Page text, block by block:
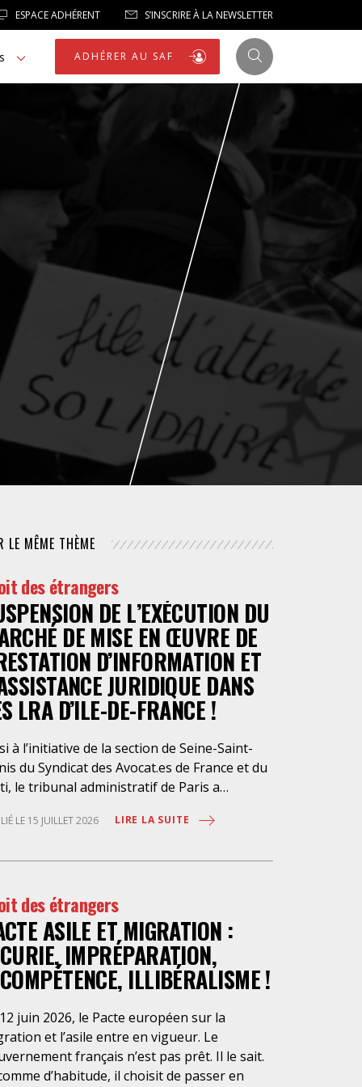
ESPACE ADHÉRENT S’INSCRIRE À LA NEWSLETTER
ADHÉRER AU SAF
LIBERTÉS
LIBERTÉS PUBLIQUES
LOGEMENT
NOTRE HOMMAGE
NUMÉRIQUE
POLICE / MAINTIEN DE L'ORDRE
PROCÉDURE CIVILE
LE MÊME THÈME
des étrangers
DE L’EXÉCUTION DU
DE MISE EN ŒUVRE DE
D’INFORMATION ET
JURIDIQUE DANS
LRA D’ILE-DE-FRANCE !
à l’initiative de la section de Seine-Saint-
du Syndicat des Avocat.es de France et du
le tribunal administratif de Paris a
public visant à la « mise en œuvre de
des étrangers maintenus dans les
», attribué à un cabinet d’avocats
dont les modalités d’exécution portent
atteinte grave aux droits fondamentaux
personnes retenues et contreviennent de
flagrante aux règles déontologiques
dont bénéficient les personnes
limitée à trois heures de permanence
quotidienne sauf le dimanche (la
de l’avocat dans les locaux n’étant
LE 15 JUILLET 2026 LIRE LA SUITE
des étrangers
ASILE ET MIGRATION :
IMPRÉPARATION,
ILLIBÉRALISME !
juin 2026, le Pacte européen sur la
et l’asile entre en vigueur. Le
français n’est pas prêt. Il le sait.
d’habitude, il choisit de passer en